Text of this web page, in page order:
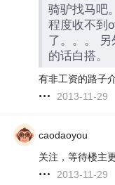
骑驴找马吧
程度收不到
了。。。
的话白搭。
有非工资的路子
2013-11-29
caodaoyou
关注，等待楼主
2013-11-29